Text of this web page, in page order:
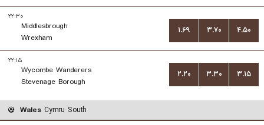
۲۲:۳۰
Middlesbrough
Wrexham
۱.۶۹ ۳.۷۰ ۴.۵۰
۲۲:۱۵
Wycombe Wanderers
Stevenage Borough
۲.۲۰ ۳.۳۰ ۳.۱۵
Wales Cymru South